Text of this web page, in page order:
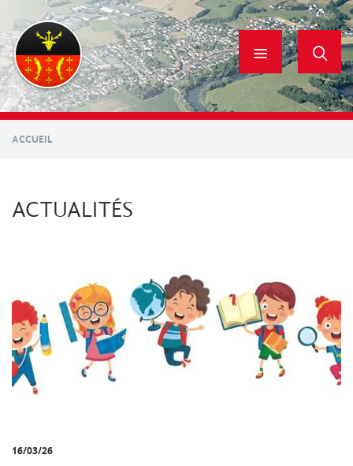
contenu
principal
ACCUEIL
ACTUALITÉS
16/03/26